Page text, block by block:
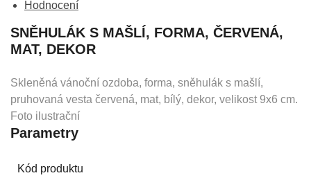
Hodnocení
SNĚHULÁK S MAŠLÍ, FORMA, ČERVENÁ,
MAT, DEKOR
Skleněná vánoční ozdoba, forma, sněhulák s mašlí,
pruhovaná vesta červená, mat, bílý, dekor, velikost 9x6 cm.
Foto ilustrační
Parametry
Kód produktu